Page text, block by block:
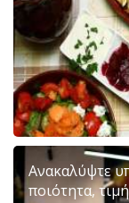
Ανακαλύψτε
ποιότητα,